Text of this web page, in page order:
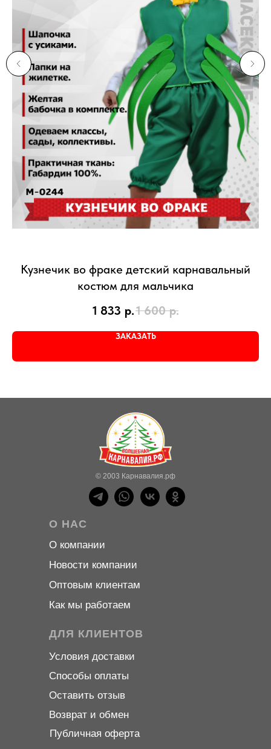
Кузнечик во фраке детский карнавальный
костюм для мальчика
1 833 р.1 600 р.
ЗАКАЗАТЬ
О НАС
ДЛЯ КЛИЕНТОВ
© 2003 Карнавалия.рф
Условия доставки
Возврат и обмен
Способы оплаты
Оставить отзыв
О компании
Оптовым клиентам
Новости компании
Как мы работаем
Публичная оферта